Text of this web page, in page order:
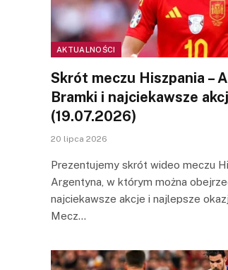
AKTUALNOŚCI
Skrót meczu Hiszpania –
Bramki i najciekawsze
(19.07.2026)
20 lipca 2026
Prezentujemy skrót wideo meczu
Argentyna, w którym można
najciekawsze akcje i najlepsze
Mecz…